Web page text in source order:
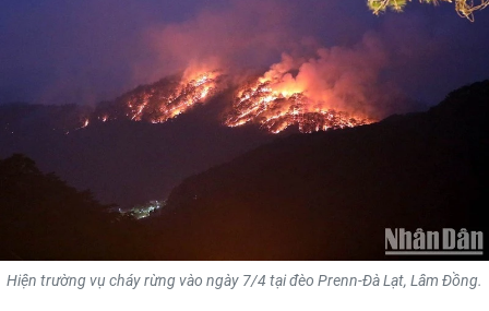
KHOA HỌC - CÔNG NGHỆ
Hiện trường vụ cháy rừng vào ngày 7/4 tại đèo Prenn-Đà Lạt, Lâm Đồng.